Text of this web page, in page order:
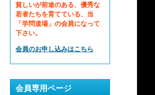
貧しいが前途のある、優秀な
若者たちを育てている、当
「学問道場」の会員になって
下さい。
会員のお申し込みはこちら
会員専用ページ